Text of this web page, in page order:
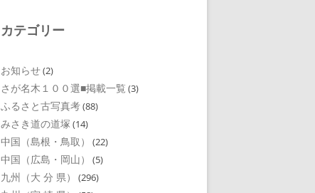
カテゴリー
お知らせ(2)
さが名木１００選■掲載一覧 (3)
ふるさと古写真考(88)
みさき道の道塚 (14)
中国（島根・鳥取） (22)
中国（広島・岡山） (5)
九州（大 分 県） (296)